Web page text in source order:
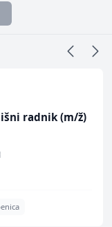
radnik (m/ž)